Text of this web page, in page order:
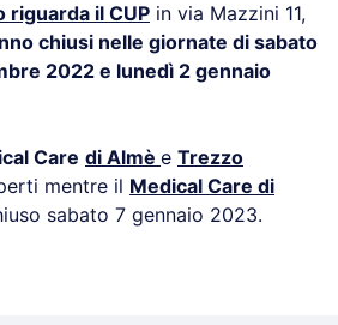
riguarda il CUP in via Mazzini 11,
chiusi nelle giornate di sabato
2022 e lunedì 2 gennaio
Care di Almè e Trezzo
mentre il Medical Care di
sabato 7 gennaio 2023.